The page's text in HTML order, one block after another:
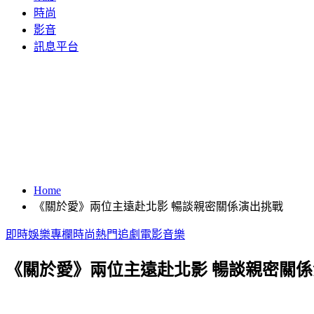
時尚
影音
訊息平台
Home
《關於愛》兩位主遠赴北影 暢談親密關係演出挑戰
即時娛樂專欄 時尚熱門追劇 電影音樂
《關於愛》兩位主遠赴北影 暢談親密關